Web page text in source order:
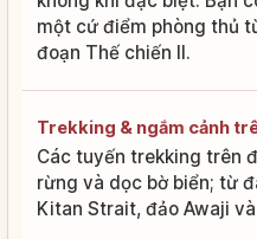
một cứ điểm phòng thủ
đoạn Thế chiến II.
Trekking & ngắm cảnh
Các tuyến trekking trên
rừng và dọc bờ biển; từ
Kitan Strait, đảo Awaji